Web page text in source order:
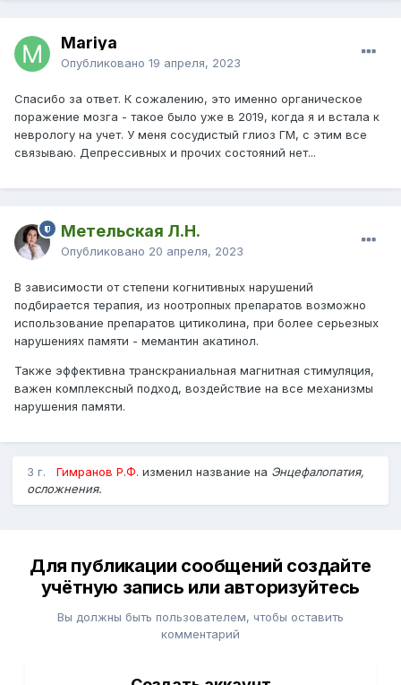
Mariya
Опубликовано 19 апреля, 2023
Спасибо за ответ. К сожалению, это именно органическое
поражение мозга - такое было уже в 2019, когда я и встала к
неврологу на учет. У меня сосудистый глиоз ГМ, с этим все
связываю. Депрессивных и прочих состояний нет...
Метельская Л.Н.
Опубликовано 20 апреля, 2023
В зависимости от степени когнитивных нарушений
подбирается терапия, из ноотропных препаратов возможно
использование препаратов цитиколина, при более серьезных
нарушениях памяти - мемантин акатинол.
Также эффективна транскраниальная магнитная стимуляция,
важен комплексный подход, воздействие на все механизмы
нарушения памяти.
3 г. Гимранов Р.Ф. изменил название на Энцефалопатия,
осложнения.
Для публикации сообщений создайте
учётную запись или авторизуйтесь
Вы должны быть пользователем, чтобы оставить
комментарий